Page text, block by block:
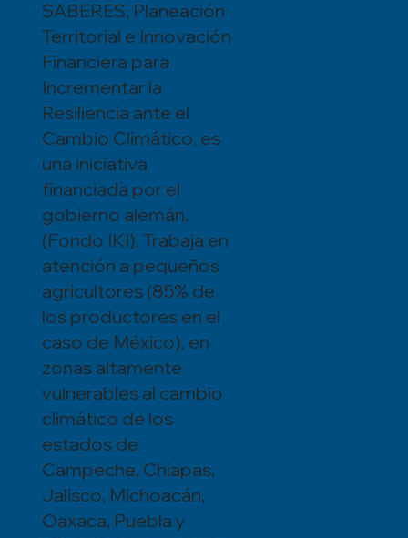
SABERES, Planeación
Territorial e Innovación
Financiera para
Incrementar la
Resiliencia ante el
Cambio Climático, es
una iniciativa
financiada por el
gobierno alemán.
(Fondo IKI). Trabaja en
atención a pequeños
agricultores (85% de
los productores en el
caso de México), en
zonas altamente
vulnerables al cambio
climático de los
estados de
Campeche, Chiapas,
Jalisco, Michoacán,
Oaxaca, Puebla y